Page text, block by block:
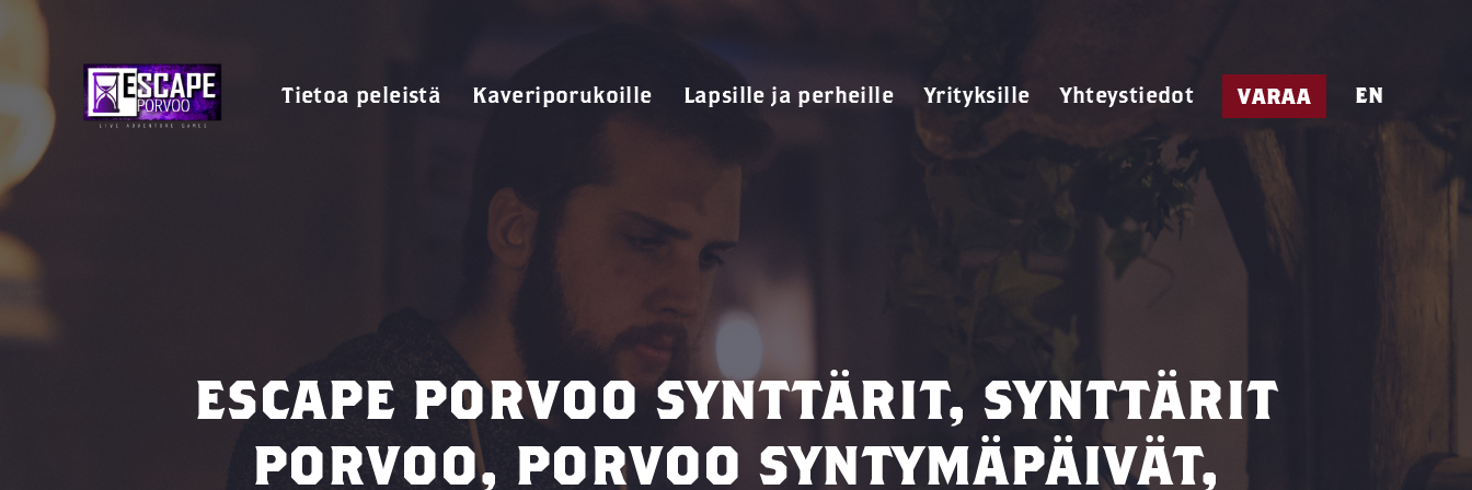
Tietoa peleistä Kaveriporukoille Lapsille ja perheille Yrityksille Yhteystiedot VARAA EN
ESCAPE PORVOO SYNTTÄRIT, SYNTTÄRIT
PORVOO, PORVOO SYNTYMÄPÄIVÄT,